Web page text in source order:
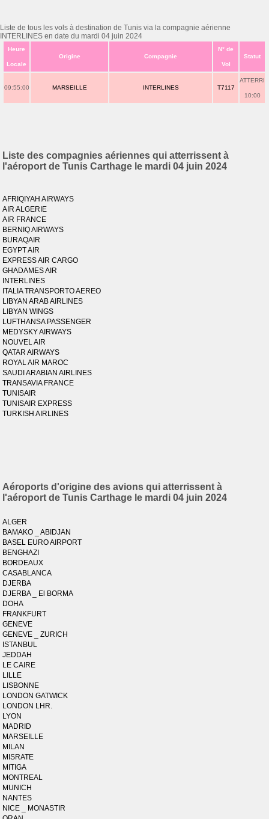
Liste de tous les vols à destination de Tunis via la compagnie aérienne
INTERLINES en date du mardi 04 juin 2024
Heure
Locale
Origine Compagnie
N° de
Vol
Statut
09:55:00 MARSEILLE INTERLINES T7117
ATTERRI
10:00
Liste des compagnies aériennes qui atterrissent à
l'aéroport de Tunis Carthage le mardi 04 juin 2024
AFRIQIYAH AIRWAYS
AIR ALGERIE
AIR FRANCE
BERNIQ AIRWAYS
BURAQAIR
EGYPT AIR
EXPRESS AIR CARGO
GHADAMES AIR
INTERLINES
ITALIA TRANSPORTO AEREO
LIBYAN ARAB AIRLINES
LIBYAN WINGS
LUFTHANSA PASSENGER
MEDYSKY AIRWAYS
NOUVEL AIR
QATAR AIRWAYS
ROYAL AIR MAROC
SAUDI ARABIAN AIRLINES
TRANSAVIA FRANCE
TUNISAIR
TUNISAIR EXPRESS
TURKISH AIRLINES
Aéroports d'origine des avions qui atterrissent à
l'aéroport de Tunis Carthage le mardi 04 juin 2024
ALGER
BAMAKO _ ABIDJAN
BASEL EURO AIRPORT
BENGHAZI
BORDEAUX
CASABLANCA
DJERBA
DJERBA _ El BORMA
DOHA
FRANKFURT
GENEVE
GENEVE _ ZURICH
ISTANBUL
JEDDAH
LE CAIRE
LILLE
LISBONNE
LONDON GATWICK
LONDON LHR.
LYON
MADRID
MARSEILLE
MILAN
MISRATE
MITIGA
MONTREAL
MUNICH
NANTES
NICE _ MONASTIR